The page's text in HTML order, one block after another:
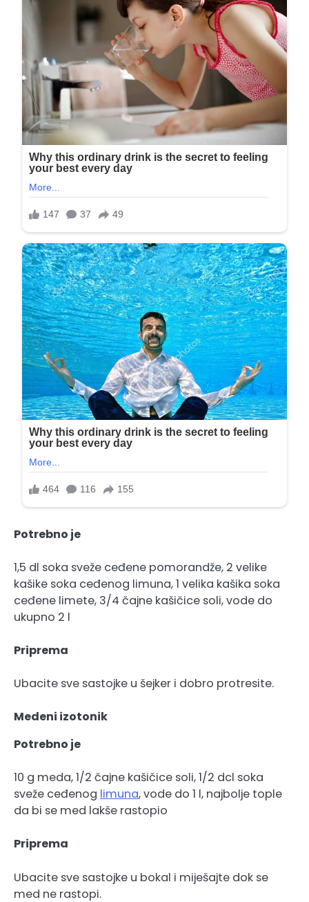
Potrebno je
1,5 dl soka sveže ceđene pomorandže, 2 velike
kašike soka ceđenog limuna, 1 velika kašika soka
ceđene limete, 3/4 čajne kašičice soli, vode do
ukupno 2 l
Priprema
Ubacite sve sastojke u šejker i dobro protresite.
Medeni izotonik
Potrebno je
10 g meda, 1/2 čajne kašičice soli, 1/2 dcl soka
sveže ceđenog limuna, vode do 1 l, najbolje tople
da bi se med lakše rastopio
Priprema
Ubacite sve sastojke u bokal i miješajte dok se
med ne rastopi.